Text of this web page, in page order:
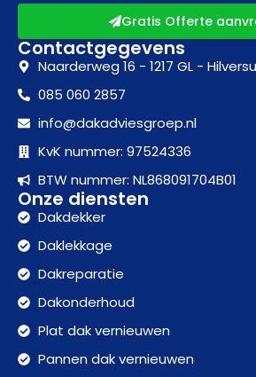
Gratis Offerte
Contactgegevens
Naarderweg 16 - 1217 GL -
085 060 2857
info@dakadviesgroep.nl
KvK nummer: 97524336
BTW nummer: NL868091704B01
Onze diensten
Dakdekker
Daklekkage
Dakreparatie
Dakonderhoud
Plat dak vernieuwen
Pannen dak vernieuwen